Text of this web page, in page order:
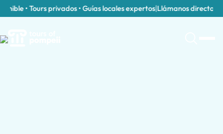
• Tours privados • Guías locales expertos|Llámanos